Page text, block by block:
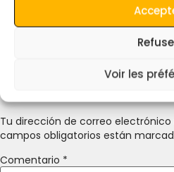
Voir les
Deja Una Respuesta
Tu dirección de correo electrónico
campos obligatorios están
Comentario *